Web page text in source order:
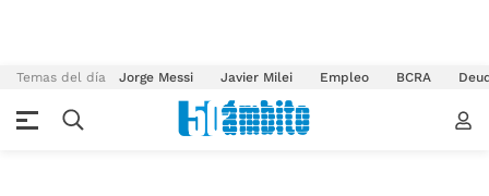
Temas del día Jorge Messi Javier Milei Empleo BCRA